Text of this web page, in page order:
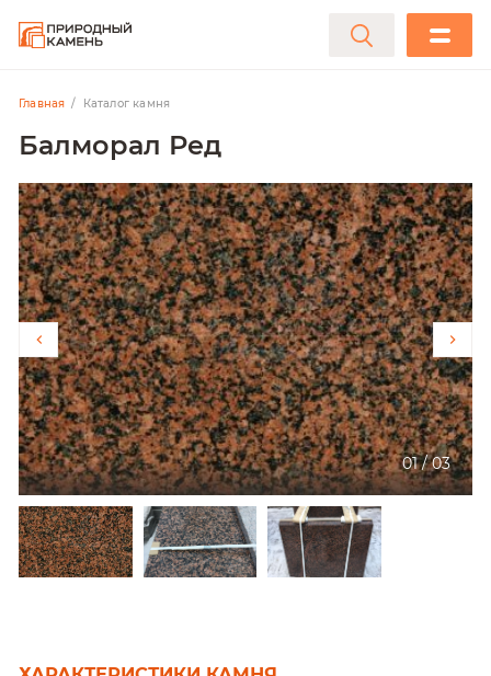
Главная Каталог камня
Балморал Ред
01/03